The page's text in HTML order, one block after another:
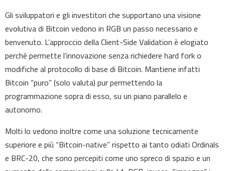
Gli sviluppatori e gli investitori che supportano una visione
evolutiva di Bitcoin vedono in RGB un passo necessario e
benvenuto. L’approccio della Client-Side Validation è elogiato
perché permette l’innovazione senza richiedere hard fork o
modifiche al protocollo di base di Bitcoin. Mantiene infatti
Bitcoin “puro” (solo valuta) pur permettendo la
programmazione sopra di esso, su un piano parallelo e
autonomo.
Molti lo vedono inoltre come una soluzione tecnicamente
superiore e più “Bitcoin-native” rispetto ai tanto odiati Ordinals
e BRC-20, che sono percepiti come uno spreco di spazio e un